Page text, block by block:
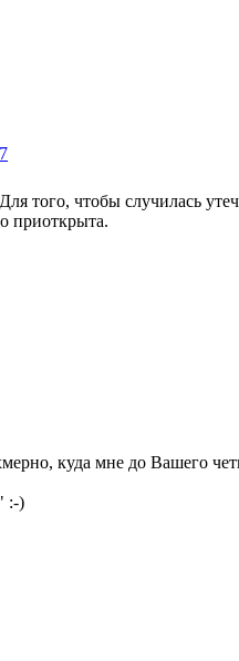
того, чтобы случилась
приоткрыта.
куда мне до Вашего
:-)